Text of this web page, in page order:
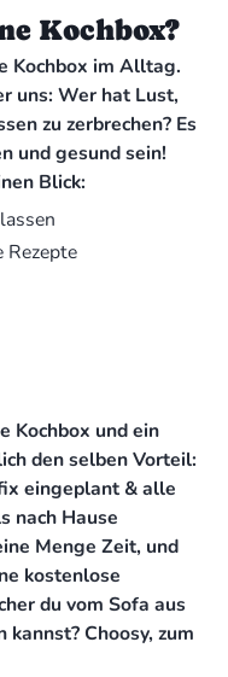
Kochbox?
Kochbox im Alltag.
uns: Wer hat Lust,
zu zerbrechen? Es
und gesund sein!
Blick:
Rezepte
Kochbox und ein
den selben Vorteil:
eingeplant & alle
nach Hause
Menge Zeit, und
kostenlose
du vom Sofa aus
Choosy, zum